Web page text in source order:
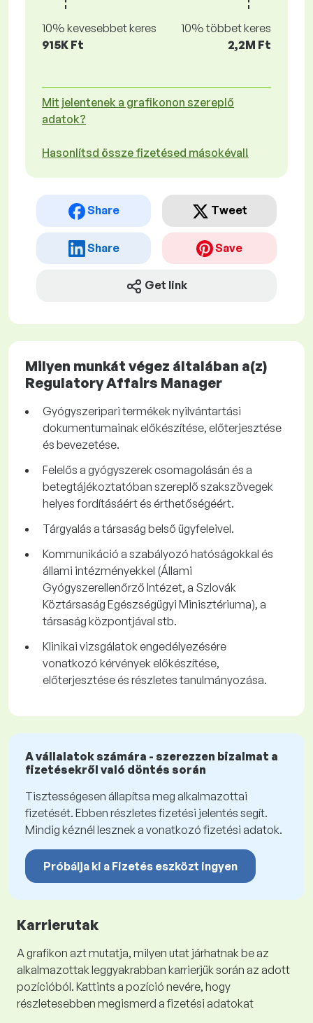
10% kevesebbet keres
915K Ft
10% többet keres
2,2M Ft
Mit jelentenek a grafikonon szereplő
adatok?
Hasonlítsd össze fizetésed másokéval!
Share Tweet
Share Save
Get link
Milyen munkát végez általában a(z)
Regulatory Affairs Manager
Gyógyszeripari termékek nyilvántartási
dokumentumainak előkészítése, előterjesztése
és bevezetése.
Felelős a gyógyszerek csomagolásán és a
betegtájékoztatóban szereplő szakszövegek
helyes fordításáért és érthetőségéért.
Tárgyalás a társaság belső ügyfeleivel.
Kommunikáció a szabályozó hatóságokkal és
állami intézményekkel (Állami
Gyógyszerellenőrző Intézet, a Szlovák
Köztársaság Egészségügyi Minisztériuma), a
társaság központjával stb.
Klinikai vizsgálatok engedélyezésére
vonatkozó kérvények előkészítése,
előterjesztése és részletes tanulmányozása.
A vállalatok számára - szerezzen bizalmat a
fizetésekről való döntés során
Tisztességesen állapítsa meg alkalmazottai
fizetését. Ebben részletes fizetési jelentés segít.
Mindig kéznél lesznek a vonatkozó fizetési adatok.
Próbálja ki a Fizetés eszközt ingyen
Karrierutak
A grafikon azt mutatja, milyen utat járhatnak be az
alkalmazottak leggyakrabban karrierjük során az adott
pozícióból. Kattints a pozíció nevére, hogy
részletesebben megismerd a fizetési adatokat